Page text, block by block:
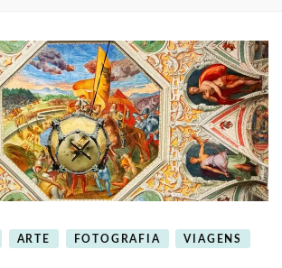
ARTE FOTOGRAFIA VIAGENS